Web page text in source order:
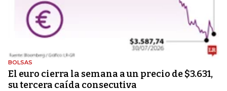
BOLSAS
El euro cierra la semana a un precio de $3.631,
su tercera caída consecutiva